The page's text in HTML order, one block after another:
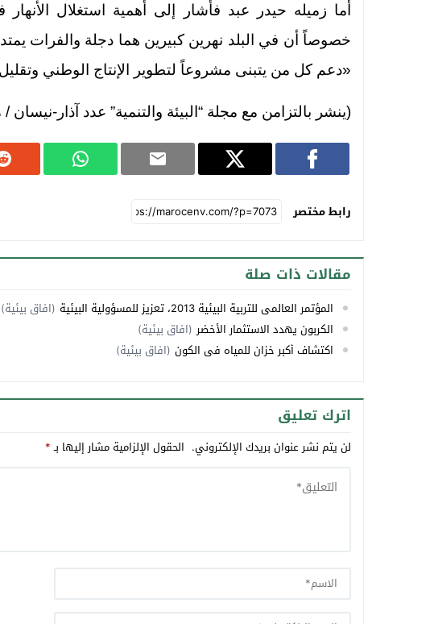
أما زميله حيدر عبد فأشار إلى أهمية استغلال
خصوصاً أن في البلد نهرين كبيرين هما دجلة والفرات
«دعم كل من يتبنى مشروعاً لتطوير الإنتاج الوطني وتقليل
(ينشر بالتزامن مع مجلة “البيئة والتنمية” عدد آذار-نيسان /
رابط مختصر
مقالات ذات صلة
المؤتمر العالمي للتربية البيئية 2013، تعزيز للمسؤولية البيئية
(افاق بيئية)
الكربون يهدد الاستثمار الأخضر (افاق بيئية)
اكتشاف أكبر خزان للمياه في الكون (افاق بيئية)
اترك تعليق
لن يتم نشر عنوان بريدك الإلكتروني. الحقول الإلزامية مشار إليها بـ*